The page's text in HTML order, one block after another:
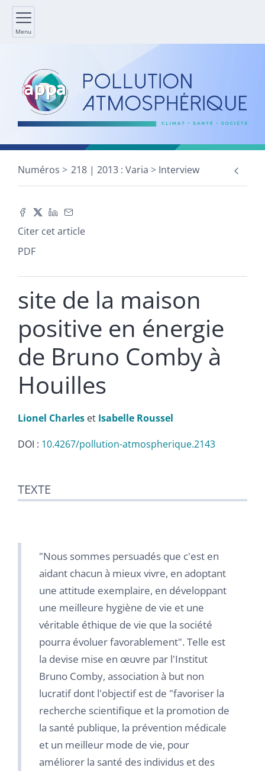
Menu
Numéros 218 | 2013 : Varia Interview
Citer cet article
PDF
site de la maison
positive en énergie
de Bruno Comby à
Houilles
Lionel Charles et Isabelle Roussel
DOI : 10.4267/pollution-atmospherique.2143
Notes
Illustrations
TEXTE
"Nous sommes persuadés que c'est en
aidant chacun à mieux vivre, en adoptant
une attitude exemplaire, en développant
une meilleure hygiène de vie et une
véritable éthique de vie que la société
pourra évoluer favorablement". Telle est
la devise mise en œuvre par l'Institut
Bruno Comby, association à but non
lucratif dont l'objectif est de "favoriser la
recherche scientifique et la promotion de
la santé publique, la prévention médicale
et un meilleur mode de vie, pour
améliorer la santé des individus et des